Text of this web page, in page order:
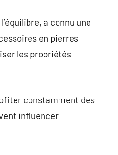
a connu une
en pierres
les propriétés
constamment des
influencer